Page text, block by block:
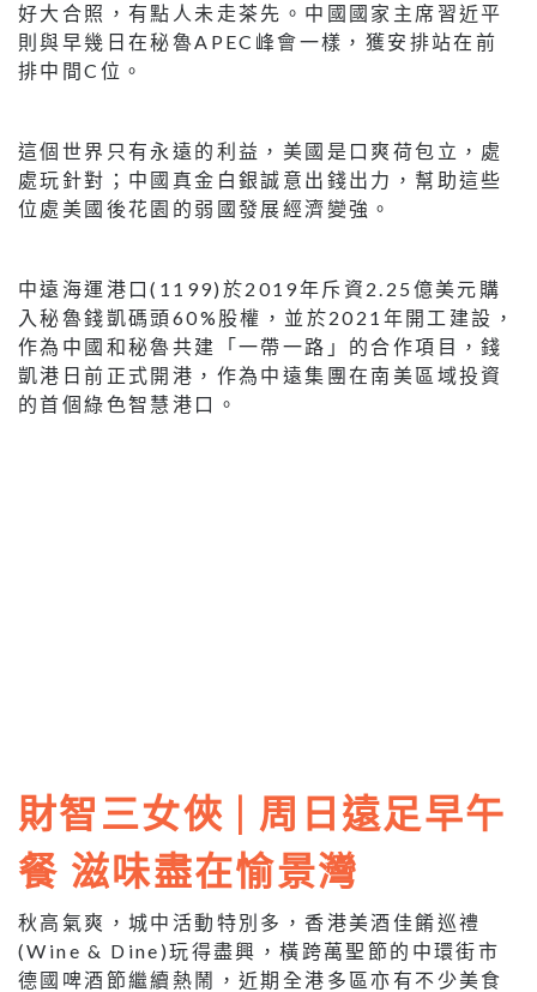
好大合照，有點人未走茶先。中國國家主席習近平
則與早幾日在秘魯APEC峰會一樣，獲安排站在前
排中間C位。
這個世界只有永遠的利益，美國是口爽荷包立，處
處玩針對；中國真金白銀誠意出錢出力，幫助這些
位處美國後花園的弱國發展經濟變強。
中遠海運港口(1199)於2019年斥資2.25億美元購
入秘魯錢凱碼頭60%股權，並於2021年開工建設，
作為中國和秘魯共建「一帶一路」的合作項目，錢
凱港日前正式開港，作為中遠集團在南美區域投資
的首個綠色智慧港口。
財智三女俠 | 周日遠足早午
餐 滋味盡在愉景灣
秋高氣爽，城中活動特別多，香港美酒佳餚巡禮
(Wine & Dine)玩得盡興，橫跨萬聖節的中環街市
德國啤酒節繼續熱鬧，近期全港多區亦有不少美食